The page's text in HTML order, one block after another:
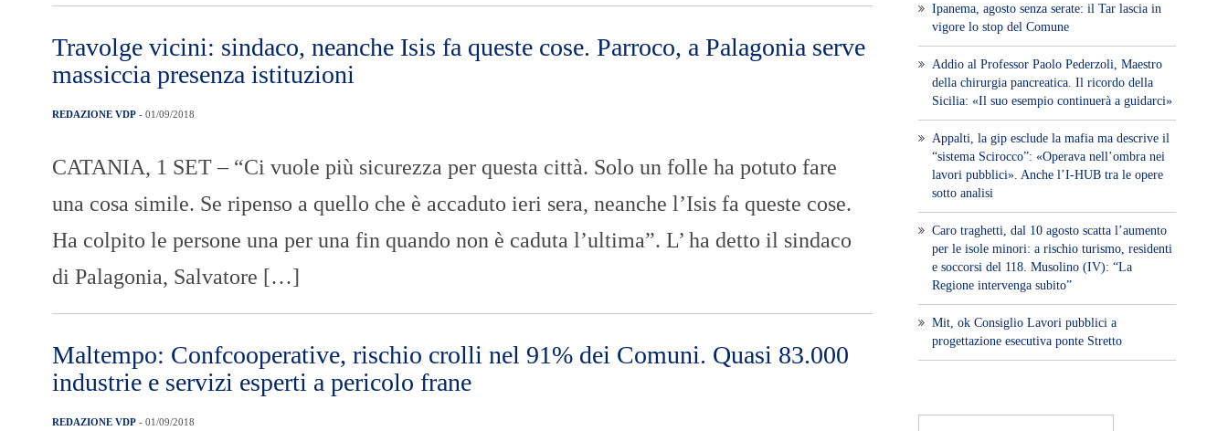
Travolge vicini: sindaco, neanche Isis fa queste cose. Parroco, a Palagonia serve
massiccia presenza istituzioni
REDAZIONE VDP - 01/09/2018
CATANIA, 1 SET – “Ci vuole più sicurezza per questa città. Solo un folle ha potuto fare
una cosa simile. Se ripenso a quello che è accaduto ieri sera, neanche l’Isis fa queste cose.
Ha colpito le persone una per una fin quando non è caduta l’ultima”. L’ ha detto il sindaco
di Palagonia, Salvatore […]
Maltempo: Confcooperative, rischio crolli nel 91% dei Comuni. Quasi 83.000
industrie e servizi esperti a pericolo frane
REDAZIONE VDP - 01/09/2018
Ipanema, agosto senza serate: il Tar lascia in
vigore lo stop del Comune
Addio al Professor Paolo Pederzoli, Maestro
della chirurgia pancreatica. Il ricordo della
Sicilia: «Il suo esempio continuerà a guidarci»
Appalti, la gip esclude la mafia ma descrive il
“sistema Scirocco”: «Operava nell’ombra nei
lavori pubblici». Anche l’I-HUB tra le opere
sotto analisi
Caro traghetti, dal 10 agosto scatta l’aumento
per le isole minori: a rischio turismo, residenti
e soccorsi del 118. Musolino (IV): “La
Regione intervenga subito”
Mit, ok Consiglio Lavori pubblici a
progettazione esecutiva ponte Stretto